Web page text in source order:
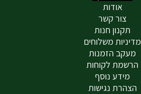
אודות
צור קשר
תקנון חנות
מדיניות משלוחים
מעקב הזמנות
הרשמת לקוחות
מידע נוסף
הצהרת נגישות